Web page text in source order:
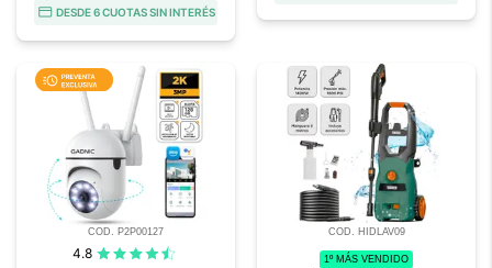
DESDE 6 CUOTAS SIN INTERÉS
COD. P2P00127
4.8
COD. HIDLAV09
1º MÁS VENDIDO